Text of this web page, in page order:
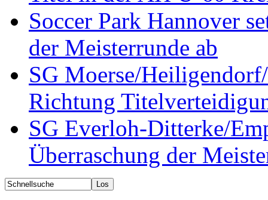
Soccer Park Hannover
der Meisterrunde ab
SG Moerse/
Richtung
SG Everloh-Ditterke/
Überraschung der